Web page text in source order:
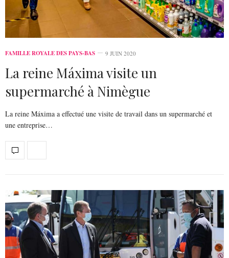
FAMILLE ROYALE DES PAYS-BAS 9 JUIN 2020
La reine Máxima visite un
supermarché à Nimègue
La reine Máxima a effectué une visite de travail dans un supermarché et
une entreprise…